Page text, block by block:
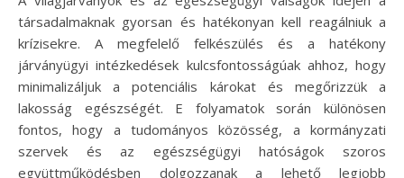
társadalmaknak gyorsan és hatékonyan kell reagálniuk a
krízisekre. A megfelelő felkészülés és a hatékony
járványügyi intézkedések kulcsfontosságúak ahhoz, hogy
minimalizáljuk a potenciális károkat és megőrizzük a
lakosság egészségét. E folyamatok során különösen
fontos, hogy a tudományos közösség, a kormányzati
szervek és az egészségügyi hatóságok szoros
együttműködésben dolgozzanak a lehető legjobb